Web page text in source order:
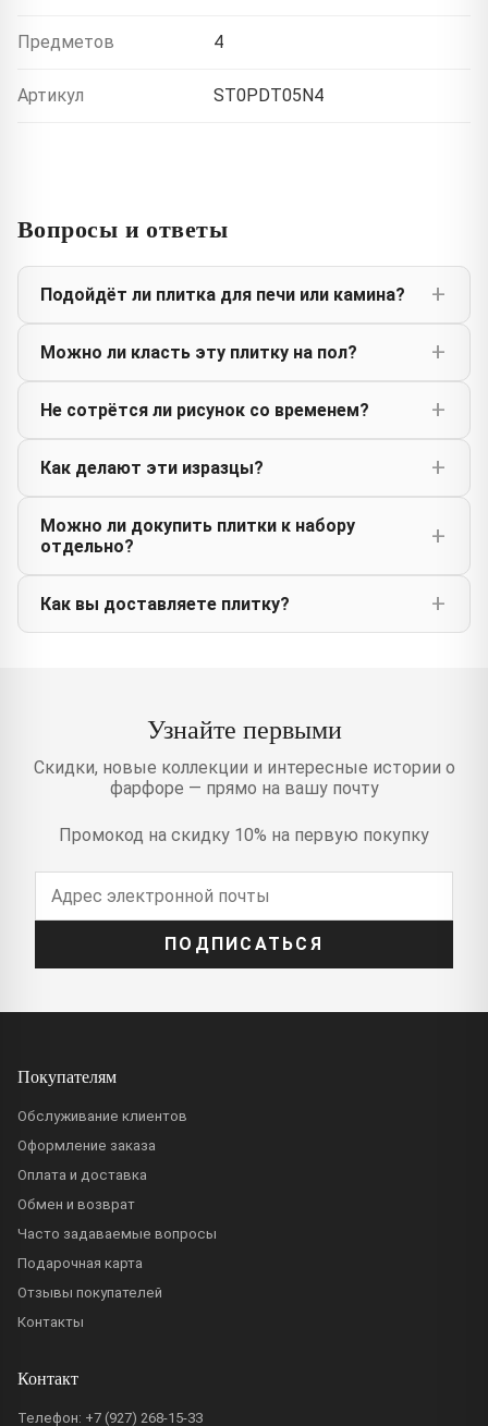
Предметов 4
Артикул ST0PDT05N4
Вопросы и ответы
Подойдёт ли плитка для печи или камина?
Можно ли класть эту плитку на пол?
Не сотрётся ли рисунок со временем?
Как делают эти изразцы?
Можно ли докупить плитки к набору
отдельно?
Как вы доставляете плитку?
Узнайте первыми
Скидки, новые коллекции и интересные истории о
фарфоре — прямо на вашу почту
Промокод на скидку 10% на первую покупку
ПОДПИСАТЬСЯ
Покупателям
Обслуживание клиентов
Оформление заказа
Оплата и доставка
Обмен и возврат
Часто задаваемые вопросы
Подарочная карта
Отзывы покупателей
Контакты
Контакт
Телефон: +7 (927) 268-15-33